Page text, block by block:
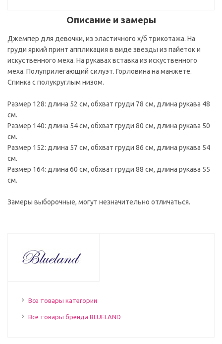
Описание и замеры
Джемпер для девочки, из эластичного х/б трикотажа. На
груди яркий принт аппликация в виде звезды из пайеток и
искуственного меха. На рукавах вставка из искуственного
меха. Полуприлегающий силуэт. Горловина на манжете.
Спинка с полукруглым низом.
Размер 128: длина 52 см, обхват груди 78 см, длина рукава 48
см.
Размер 140: длина 54 см, обхват груди 80 см, длина рукава 50
см.
Размер 152: длина 57 см, обхват груди 86 см, длина рукава 54
см.
Размер 164: длина 60 см, обхват груди 88 см, длина рукава 55
см.
Замеры выборочные, могут незначительно отличаться.
Все товары категории
Все товары бренда BLUELAND